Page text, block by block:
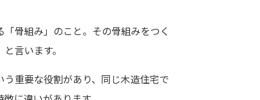
骨組み」のこと。その骨組みをつく
言います。
重要な役割があり、同じ木造住宅で